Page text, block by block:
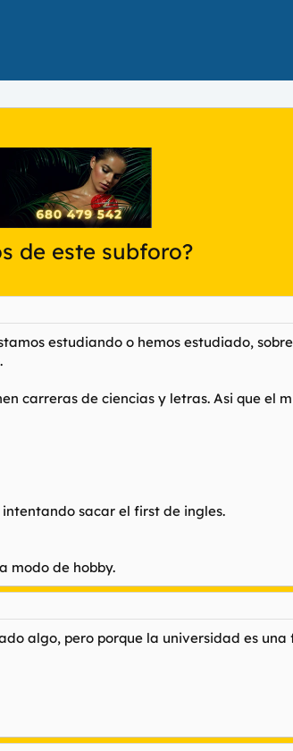
de este subforo?
estudiando o hemos estudiado,
carreras de ciencias y letras. Asi que el
sacar el first de ingles.
modo de hobby.
algo, pero porque la universidad es